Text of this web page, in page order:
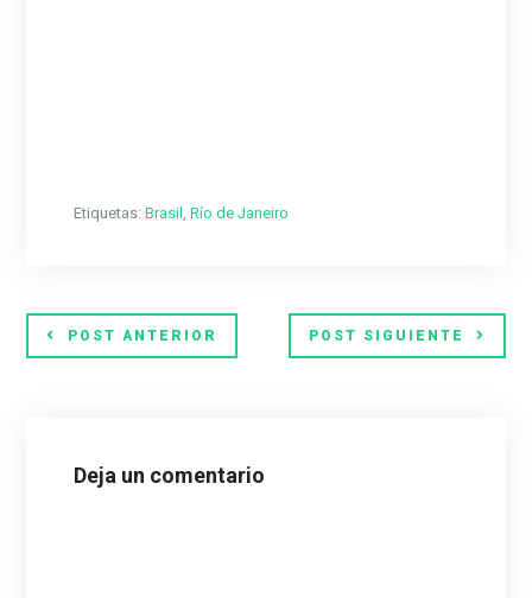
Etiquetas:Brasil ,Río de Janeiro
POST ANTERIOR POST SIGUIENTE
Deja un comentario